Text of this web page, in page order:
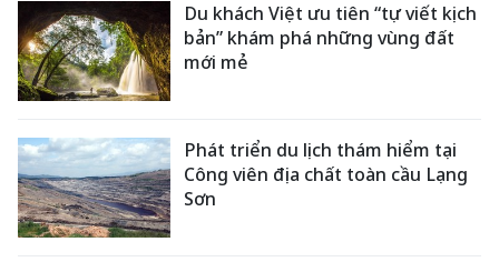
Du khách Việt ưu tiên “tự viết kịch
bản” khám phá những vùng đất
mới mẻ
Phát triển du lịch thám hiểm tại
Công viên địa chất toàn cầu Lạng
Sơn